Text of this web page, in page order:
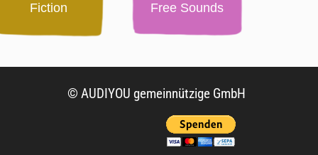
Fiction Free Sounds
© AUDIYOU gemeinnützige GmbH